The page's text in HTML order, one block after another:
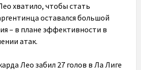
хватило, чтобы стать
оставался большой
– в плане эффективности в
атак.
Лео забил 27 голов в Ла Лиге